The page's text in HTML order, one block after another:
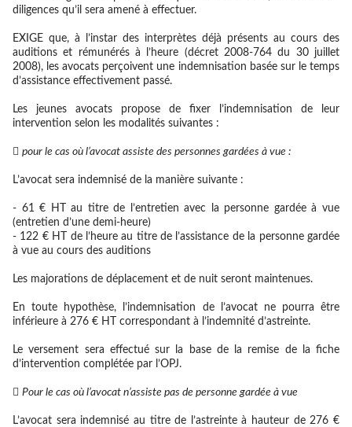
diligences qu’il sera amené à effectuer.
EXIGE que, à l’instar des interprètes déjà présents au cours des
auditions et rémunérés à l’heure (décret 2008-764 du 30 juillet
2008), les avocats perçoivent une indemnisation basée sur le temps
d’assistance effectivement passé.
Les jeunes avocats propose de fixer l’indemnisation de leur
intervention selon les modalités suivantes :
 pour le cas où l’avocat assiste des personnes gardées à vue :
L’avocat sera indemnisé de la manière suivante :
- 61 € HT au titre de l’entretien avec la personne gardée à vue
(entretien d’une demi-heure)
- 122 € HT de l’heure au titre de l’assistance de la personne gardée
à vue au cours des auditions
Les majorations de déplacement et de nuit seront maintenues.
En toute hypothèse, l’indemnisation de l’avocat ne pourra être
inférieure à 276 € HT correspondant à l’indemnité d’astreinte.
Le versement sera effectué sur la base de la remise de la fiche
d’intervention complétée par l’OPJ.
 Pour le cas où l’avocat n’assiste pas de personne gardée à vue
L’avocat sera indemnisé au titre de l’astreinte à hauteur de 276 €